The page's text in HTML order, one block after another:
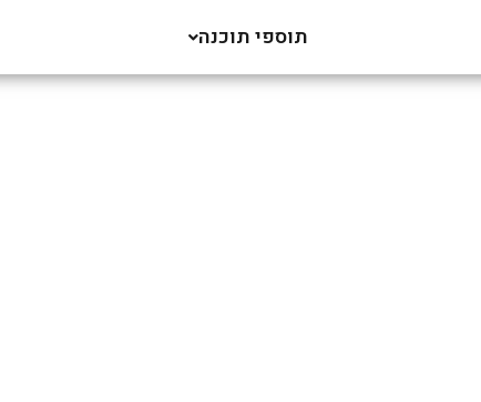
תוספי תוכנה